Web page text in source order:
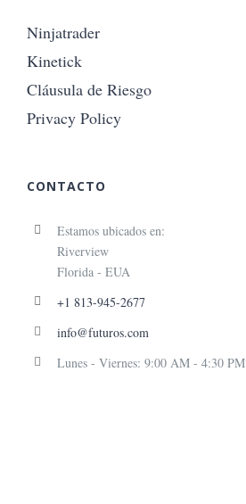
Ninjatrader
Kinetick
Cláusula de Riesgo
Privacy Policy
CONTACTO
Estamos ubicados en:
Riverview
Florida - EUA
+1 813-945-2677
info@futuros.com
Lunes - Viernes: 9:00 AM - 4:30 PM